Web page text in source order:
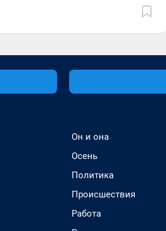
Он и она
Осень
Политика
Происшествия
Работа